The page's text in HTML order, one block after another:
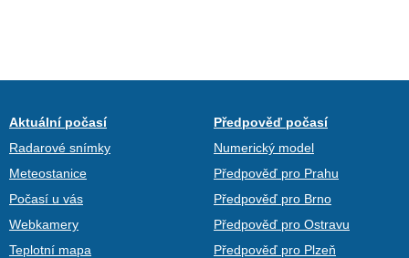
Aktuální počasí
Radarové snímky
Meteostanice
Počasí u vás
Webkamery
Teplotní mapa
Předpověď počasí
Numerický model
Předpověď pro Prahu
Předpověď pro Brno
Předpověď pro Ostravu
Předpověď pro Plzeň